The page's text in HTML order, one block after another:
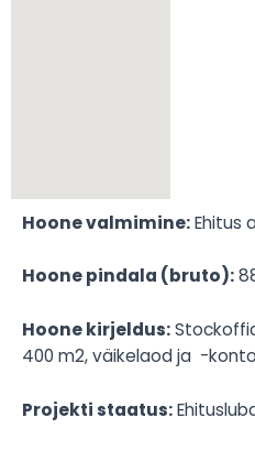
Hoone valmimine:Ehitus
Hoone pindala (bruto):
Hoone kirjeldus:
400 m2, väikelaod ja -
Projekti staatus: